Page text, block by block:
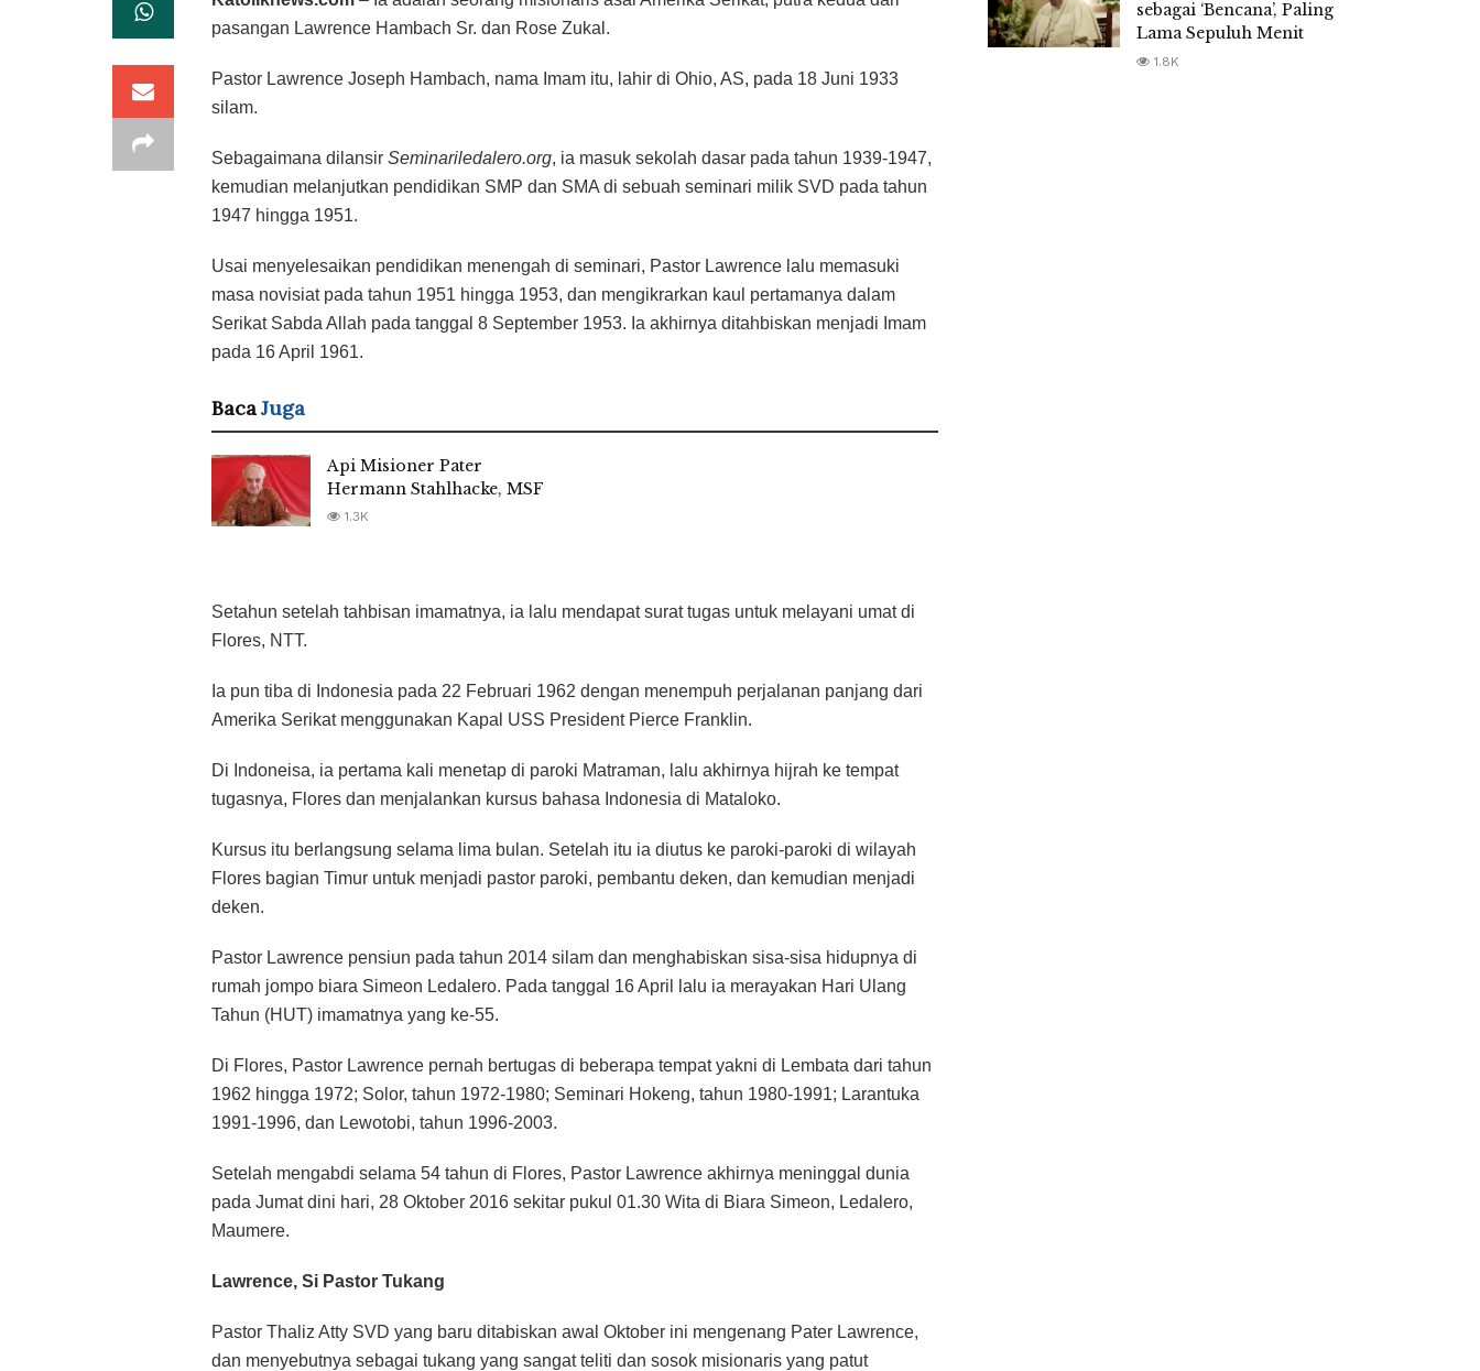
pasangan Lawrence Hambach Sr. dan Rose Zukal.
Pastor Lawrence Joseph Hambach, nama Imam itu, lahir di Ohio, AS, pada 18 Juni 1933
silam.
Sebagaimana dilansir Seminariledalero.org, ia masuk sekolah dasar pada tahun 1939-1947,
kemudian melanjutkan pendidikan SMP dan SMA di sebuah seminari milik SVD pada tahun
1947 hingga 1951.
Usai menyelesaikan pendidikan menengah di seminari, Pastor Lawrence lalu memasuki
masa novisiat pada tahun 1951 hingga 1953, dan mengikrarkan kaul pertamanya dalam
Serikat Sabda Allah pada tanggal 8 September 1953. Ia akhirnya ditahbiskan menjadi Imam
pada 16 April 1961.
BacaJuga
Api Misioner Pater
Hermann Stahlhacke, MSF
1.3K
Setahun setelah tahbisan imamatnya, ia lalu mendapat surat tugas untuk melayani umat di
Flores, NTT.
Ia pun tiba di Indonesia pada 22 Februari 1962 dengan menempuh perjalanan panjang dari
Amerika Serikat menggunakan Kapal USS President Pierce Franklin.
Di Indoneisa, ia pertama kali menetap di paroki Matraman, lalu akhirnya hijrah ke tempat
tugasnya, Flores dan menjalankan kursus bahasa Indonesia di Mataloko.
Kursus itu berlangsung selama lima bulan. Setelah itu ia diutus ke paroki-paroki di wilayah
Flores bagian Timur untuk menjadi pastor paroki, pembantu deken, dan kemudian menjadi
deken.
Pastor Lawrence pensiun pada tahun 2014 silam dan menghabiskan sisa-sisa hidupnya di
rumah jompo biara Simeon Ledalero. Pada tanggal 16 April lalu ia merayakan Hari Ulang
Tahun (HUT) imamatnya yang ke-55.
Di Flores, Pastor Lawrence pernah bertugas di beberapa tempat yakni di Lembata dari tahun
1962 hingga 1972; Solor, tahun 1972-1980; Seminari Hokeng, tahun 1980-1991; Larantuka
1991-1996, dan Lewotobi, tahun 1996-2003.
Setelah mengabdi selama 54 tahun di Flores, Pastor Lawrence akhirnya meninggal dunia
pada Jumat dini hari, 28 Oktober 2016 sekitar pukul 01.30 Wita di Biara Simeon, Ledalero,
Maumere.
Lawrence, Si Pastor Tukang
Pastor Thaliz Atty SVD yang baru ditabiskan awal Oktober ini mengenang Pater Lawrence,
dan menyebutnya sebagai tukang yang sangat teliti dan sosok misionaris yang patut
sebagai ‘Bencana’, Paling
Lama Sepuluh Menit
1.8K